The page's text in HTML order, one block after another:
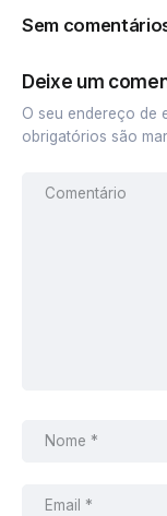
Sem
Deixe um
O seu endereço de
obrigatórios são